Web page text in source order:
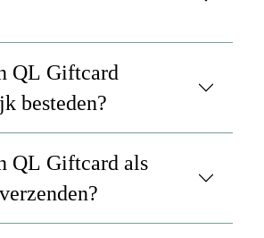
QL Giftcard
besteden?
QL Giftcard als